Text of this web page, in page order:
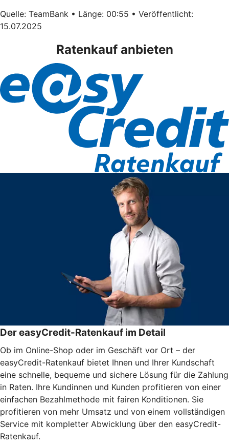
Quelle: TeamBank • Länge: 00:55 • Veröffentlicht:
15.07.2025
Ratenkauf anbieten
Der easyCredit-Ratenkauf im Detail
Ob im Online-Shop oder im Geschäft vor Ort – der
easyCredit-Ratenkauf bietet Ihnen und Ihrer Kundschaft
eine schnelle, bequeme und sichere Lösung für die Zahlung
in Raten. Ihre Kundinnen und Kunden profitieren von einer
einfachen Bezahlmethode mit fairen Konditionen. Sie
profitieren von mehr Umsatz und von einem vollständigen
Service mit kompletter Abwicklung über den easyCredit-
Ratenkauf.